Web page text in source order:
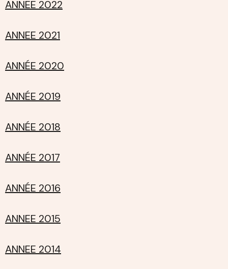
ANNEE 2022
ANNEE 2021
ANNÉE 2020
ANNÉE 2019
ANNÉE 2018
ANNÉE 2017
ANNÉE 2016
ANNEE 2015
ANNEE 2014